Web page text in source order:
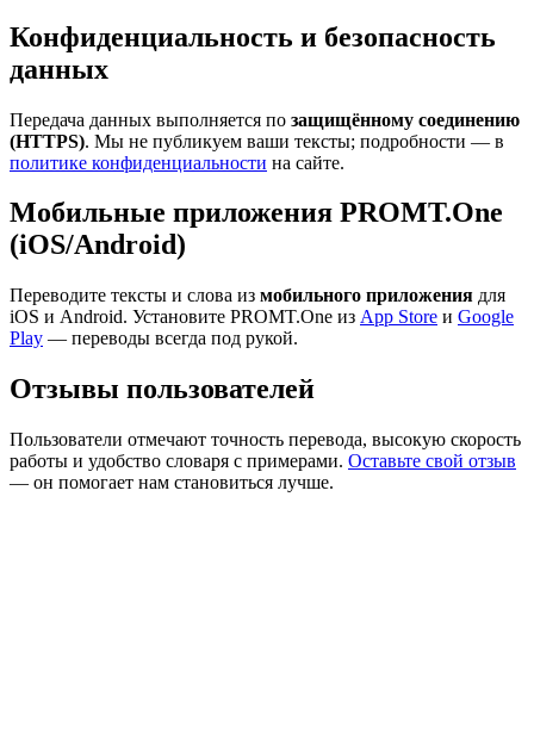
Конфиденциальность и безопасность
данных
Передача данных выполняется по защищённому соединению
(HTTPS). Мы не публикуем ваши тексты; подробности — в
политике конфиденциальности на сайте.
Мобильные приложения PROMT.One
(iOS/Android)
Переводите тексты и слова из мобильного приложения для
iOS и Android. Установите PROMT.One из App Store и Google
Play — переводы всегда под рукой.
Отзывы пользователей
Пользователи отмечают точность перевода, высокую скорость
работы и удобство словаря с примерами. Оставьте свой отзыв
— он помогает нам становиться лучше.